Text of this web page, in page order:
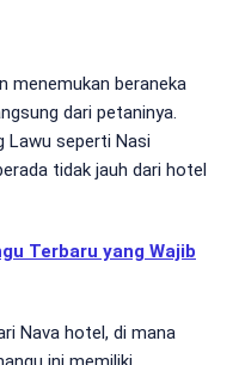
menemukan beraneka
dari petaninya.
Lawu seperti Nasi
tidak jauh dari hotel
Terbaru yang Wajib
Nava hotel, di mana